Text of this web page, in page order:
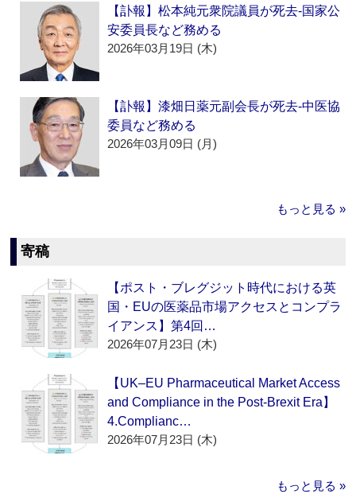
【訃報】松本純元衆院議員が死去‐国家公
安委員長など務める
2026年03月19日 (木)
【訃報】漆畑日薬元副会長が死去‐中医協
委員など務める
2026年03月09日 (月)
もっと見る »
寄稿
【ポスト・ブレグジット時代における英
国・EUの医薬品市場アクセスとコンプラ
イアンス】第4回…
2026年07月23日 (木)
【UK–EU Pharmaceutical Market Access
and Compliance in the Post-Brexit Era】
4.Complianc…
2026年07月23日 (木)
もっと見る »